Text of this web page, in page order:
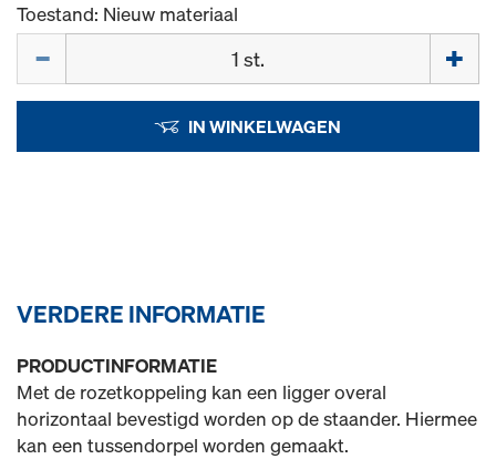
Toestand: Nieuw materiaal
IN WINKELWAGEN
VERDERE INFORMATIE
PRODUCTINFORMATIE
Met de rozetkoppeling kan een ligger overal
horizontaal bevestigd worden op de staander. Hiermee
kan een tussendorpel worden gemaakt.